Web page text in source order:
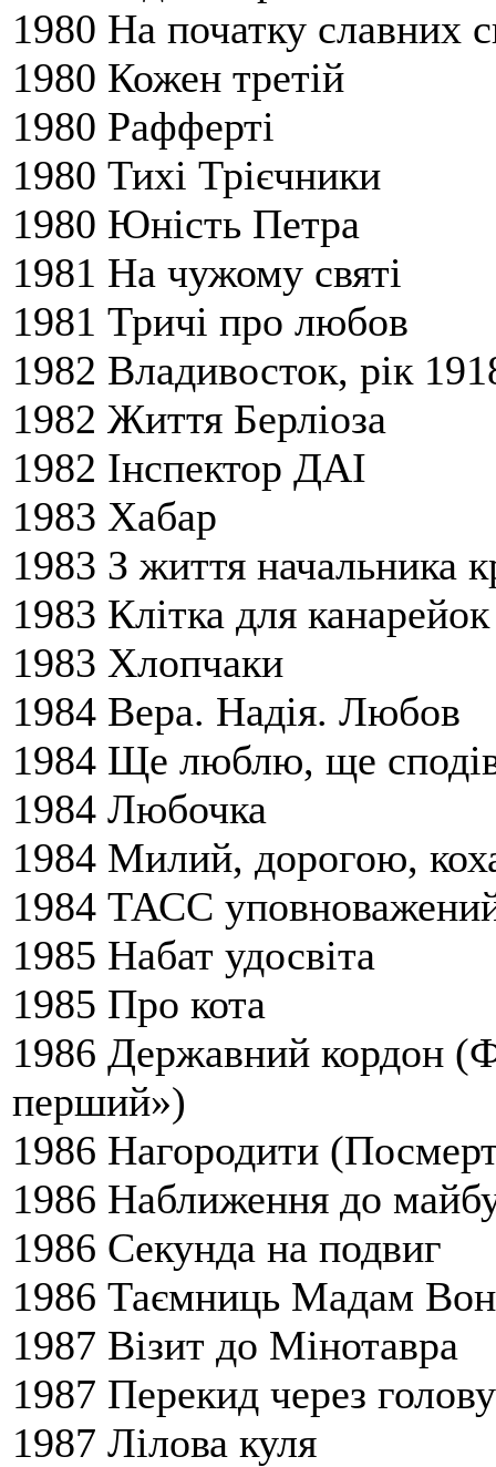
1980 На початку славних
1980 Кожен третій
1980 Рафферті
1980 Тихі Трієчники
1980 Юність Петра
1981 На чужому святі
1981 Тричі про любов
1982 Владивосток, рік
1982 Життя Берліоза
1982 Інспектор ДАІ
1983 Хабар
1983 З життя начальника
1983 Клітка для канарейок
1983 Хлопчаки
1984 Вера. Надія. Любов
1984 Ще люблю, ще
1984 Любочка
1984 Милий, дорогою,
1984 ТАСС
1985 Набат удосвіта
1985 Про кота
1986 Державний кордон
перший»)
1986 Нагородити
1986 Наближення до
1986 Секунда на подвиг
1986 Таємниць Мадам
1987 Візит до Мінотавра
1987 Перекид через голову
1987 Лілова куля